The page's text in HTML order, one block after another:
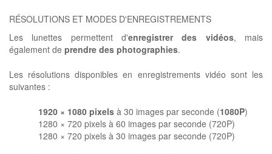
RÉSOLUTIONS ET MODES D'ENREGISTREMENTS
Les lunettes permettent d'enregistrer des vidéos, mais
également de prendre des photographies.
Les résolutions disponibles en enregistrements vidéo sont les
suivantes :
1920 × 1080 pixels à 30 images par seconde (1080P)
1280 × 720 pixels à 60 images par seconde (720P)
1280 × 720 pixels à 30 images par seconde (720P)